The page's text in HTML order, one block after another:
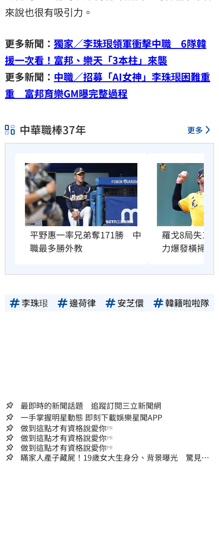
來說也很有吸引力。
更多新聞： 獨家／李珠珢領軍衝擊中職 6隊韓
援一次看！富邦、樂天「3本柱」來襲
更多新聞： 中職／招募「AI女神」李珠珢困難重
重 富邦育樂GM曝完整過程
中華職棒37年 更多
平野惠一率兄弟奪171勝　中
職最多勝外教
羅戈8局失1
力爆發橫掃雄
李珠珢 邊荷律 安芝儇 韓籍啦啦隊
最即時的新聞話題 追蹤訂閱三立新聞網
一手掌握明星動態 即刻下載娛樂星聞APP
做到這點才有資格說愛你PR
做到這點才有資格說愛你PR
做到這點才有資格說愛你PR
瞞家人產子藏屍！19歲女大生身分、背景曝光 驚見